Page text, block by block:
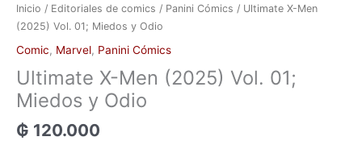
Inicio / Editoriales de comics / Panini Cómics / Ultimate X-Men
(2025) Vol. 01; Miedos y Odio
Comic, Marvel, Panini Cómics
Ultimate X-Men (2025) Vol. 01;
Miedos y Odio
₲ 120.000